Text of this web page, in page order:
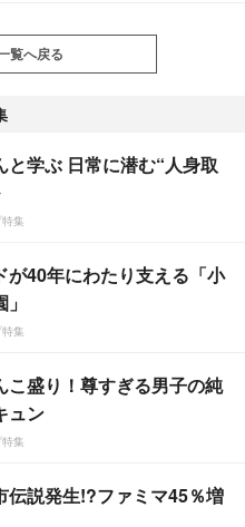
覧へ戻る
と学ぶ 日常に潜む“人身取
集
が40年にわたり支える「小
集
こ盛り！尊すぎる男子の純
ュン
集
伝説発生!?ファミマ45％増